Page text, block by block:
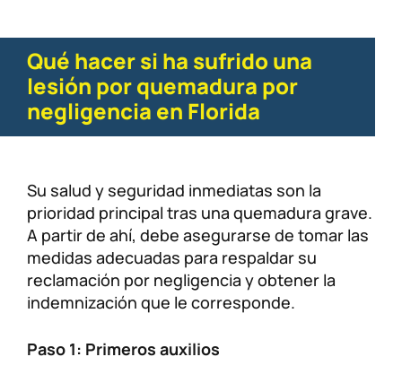
Qué hacer si ha sufrido una
lesión por quemadura por
negligencia en Florida
Su salud y seguridad inmediatas son la
prioridad principal tras una quemadura grave.
A partir de ahí, debe asegurarse de tomar las
medidas adecuadas para respaldar su
reclamación por negligencia y obtener la
indemnización que le corresponde.
Paso 1: Primeros auxilios